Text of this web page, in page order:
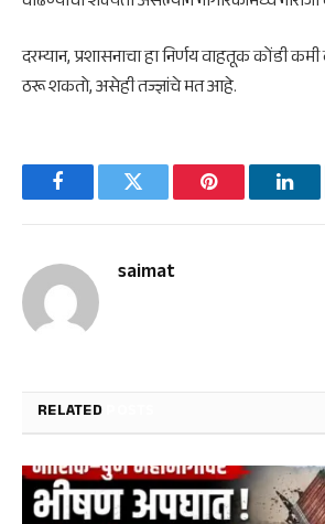
दरम्यान, प्रशासनाचा हा निर्णय वाहतूक कोंडी कमी
ठरू शकतो, असेही तज्ज्ञांचे मत आहे.
FacebookTwitter Pinterest
saimat
RELATED